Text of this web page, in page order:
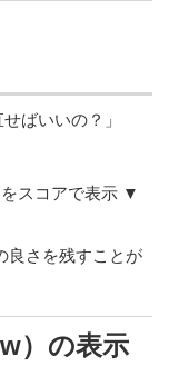
ばいいの？」
スコアで表示 ▼
良さを残すことが
）の表示